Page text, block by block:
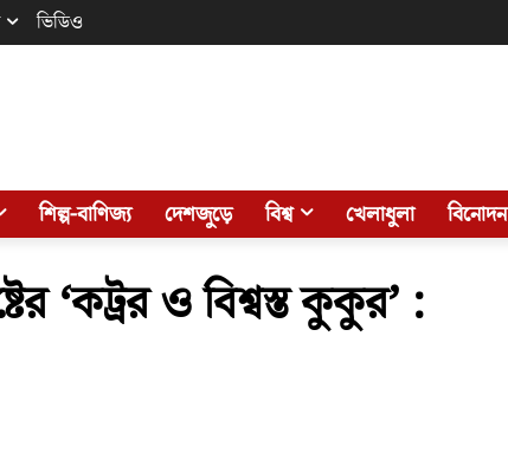
ভিডিও
শিল্প-বাণিজ্য দেশজুড়ে বিশ্ব খেলাধুলা বিনোদন
‘কট্রর ও বিশ্বস্ত কুকুর’ :